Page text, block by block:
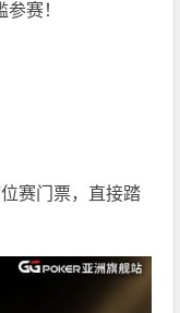
赛！
赛门票，直接踏